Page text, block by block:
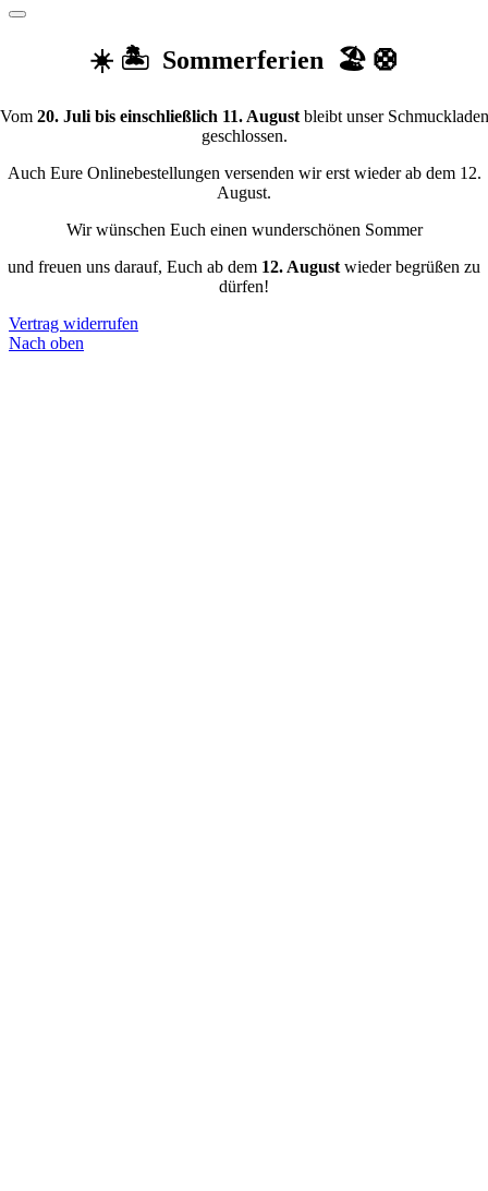
☀️ 🏝️ Sommerferien 🏖️ 🛟
Vom 20. Juli bis einschließlich 11. Augustbleibt unser Schmuckladen
geschlossen.
Auch Eure Onlinebestellungen versenden wir erst wieder ab dem 12.
August.
Wir wünschen Euch einen wunderschönen Sommer
und freuen uns darauf, Euch ab dem 12. August wieder begrüßen zu
dürfen!
Vertrag widerrufen
Nach oben